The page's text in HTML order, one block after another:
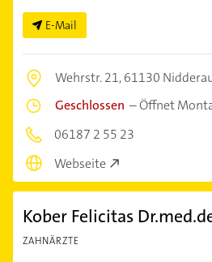
E-Mail
Wehrstr. 21,61130
Geschlossen –Öffnet
06187 2 55 23
Webseite
Kober Felicitas
ZAHNÄRZTE